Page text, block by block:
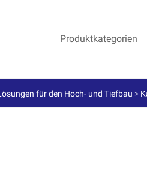
Produktkategorien
für den Hoch- und Tiefbau >